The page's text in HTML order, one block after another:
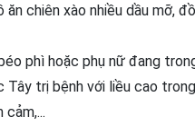
ăn chiên xào nhiều dầu mỡ,
phì hoặc phụ nữ đang
Tây trị bệnh với liều cao